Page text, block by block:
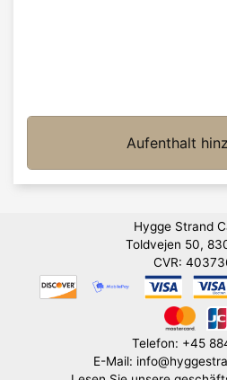
Aufenthalt
Hygge Strand
Toldvejen 50,
CVR:
Telefon: +45
E-Mail: